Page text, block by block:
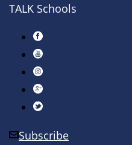
TALK Schools
Subscribe